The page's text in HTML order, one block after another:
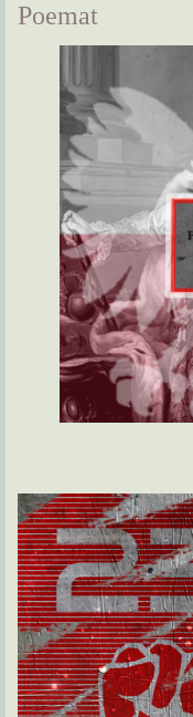
Poemat